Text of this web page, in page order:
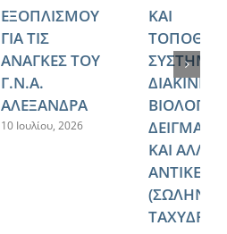
ΕΞΟΠΛΙΣΜΟΥ
ΓΙΑ ΤΙΣ
ΑΝΑΓΚΕΣ ΤΟΥ
Γ.Ν.Α.
ΑΛΕΞΑΝΔΡΑ
10 Ιουλίου, 2026
ΚΑΙ
ΚΑΙ